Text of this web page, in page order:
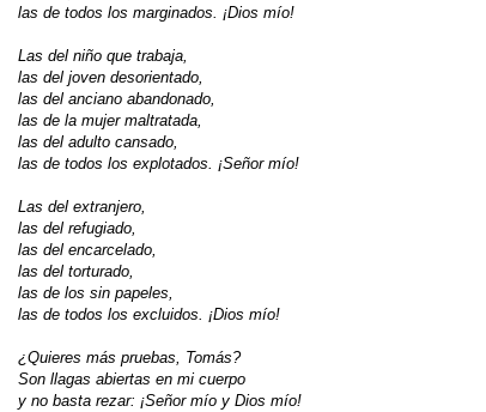
las de todos los marginados. ¡Dios mío!
Las del niño que trabaja,
las del joven desorientado,
las del anciano abandonado,
las de la mujer maltratada,
las del adulto cansado,
las de todos los explotados. ¡Señor mío!
Las del extranjero,
las del refugiado,
las del encarcelado,
las del torturado,
las de los sin papeles,
las de todos los excluidos. ¡Dios mío!
¿Quieres más pruebas, Tomás?
Son llagas abiertas en mi cuerpo
y no basta rezar: ¡Señor mío y Dios mío!